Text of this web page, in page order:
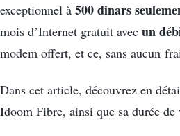
exceptionnel à 500 dinars
mois d’Internet gratuit avec un
modem offert, et ce, sans aucun
Dans cet article, découvrez en
Idoom Fibre, ainsi que sa durée